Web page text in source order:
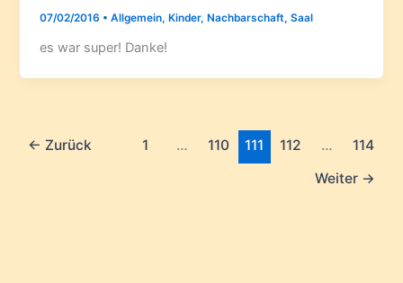
07/02/2016 •Allgemein, Kinder, Nachbarschaft,Saal
es war super! Danke!
← Zurück 1 … 110 111 112 …
114
Weiter →